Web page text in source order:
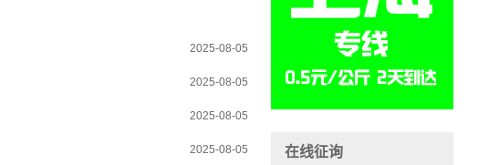
2025-08-05
2025-08-05
2025-08-05
2025-08-05 在线征询